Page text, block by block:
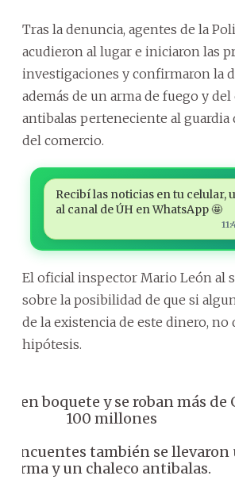
Tras la denuncia, agentes de la
acudieron al lugar e iniciaron las
investigaciones y confirmaron la
además de un arma de fuego y del
antibalas perteneciente al guardia
del comercio.
Recibí las noticias en tu celular,
al canal de ÚH en WhatsApp 🤩
El oficial inspector Mario León al
sobre la posibilidad de que si
de la existencia de este dinero, no
hipótesis.
boquete y se roban más de
100 millones
Delincuentes también se llevaron
arma y un chaleco antibalas.